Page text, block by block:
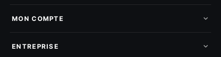
Nos marques
Pads de polissage
Pièces détachées
MON COMPTE
Mes tickets SAV
ENTREPRISE